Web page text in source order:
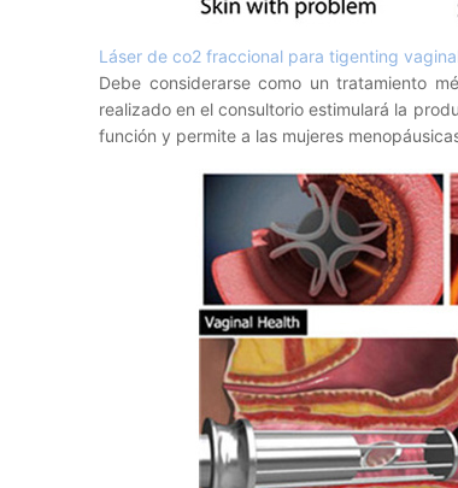
Láser de co2 fraccional para tigenting
Debe considerarse como un tratamiento
realizado en el consultorio estimulará la
función y permite a las mujeres